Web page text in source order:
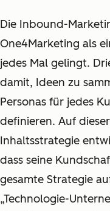
Die Inbound-
One4Marketing als
jedes Mal gelingt.
damit, Ideen zu
Personas für jedes
definieren. Auf
Inhaltsstrategie
dass seine
gesamte Strategie
„Technologie-